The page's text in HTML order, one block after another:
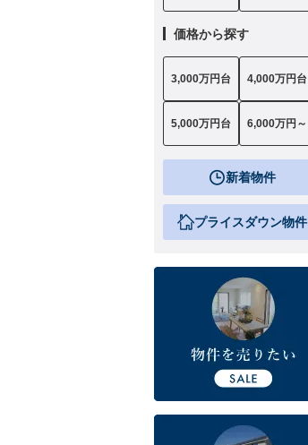
価格から探す
3,000万円台 4,000万円台
5,000万円台 6,000万円～
新着物件
プライスダウン物件